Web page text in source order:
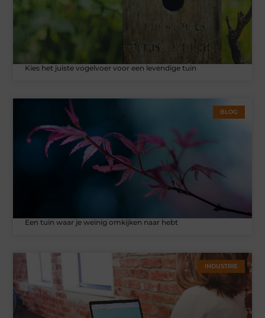
Kies het juiste vogelvoer voor een levendige tuin
BLOG
Een tuin waar je weinig omkijken naar hebt
INDUSTRIE